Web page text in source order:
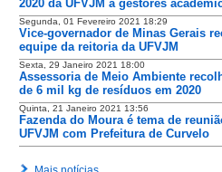
Rural conquista certificação pela
Banco do Brasil
Quarta, 21 Julho 2021 11:07
UFVJM realiza o 1º Workshop para
de Produtividade do CNPq
Terça, 20 Julho 2021 15:00
Proace divulga resultados parciais
Auxílio-Emergencial Especial
Terça, 20 Julho 2021 10:54
UFVJM abre inscrições para vaga
Conselho Municipal de
de Diamantina
2020 da UFVJM a gestores
Segunda, 01 Fevereiro 2021 18:29
Vice-governador de Minas Gerais
equipe da reitoria da UFVJM
Sexta, 29 Janeiro 2021 18:00
Assessoria de Meio Ambiente
de 6 mil kg de resíduos em 2020
Quinta, 21 Janeiro 2021 13:56
Fazenda do Moura é tema de
UFVJM com Prefeitura de Curvelo